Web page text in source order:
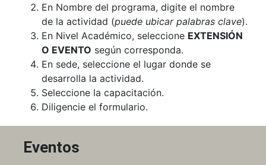
En Nombre del programa, digite el nombre
de la actividad (puede ubicar palabras clave).
En Nivel Académico, seleccione EXTENSIÓN
O EVENTO según corresponda.
En sede, seleccione el lugar donde se
desarrolla la actividad.
Seleccione la capacitación.
Diligencie el formulario.
Eventos